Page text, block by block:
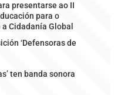
presentarse ao II
para o
Cidadanía Global
‘Defensoras de
ten banda sonora